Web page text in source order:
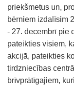
priekšmetus un,
bērniem izdalīsim
- 27. decembrī pie
pateikties visiem,
akcijā, pateikties
tirdzniecības
brīvprātīgajiem,